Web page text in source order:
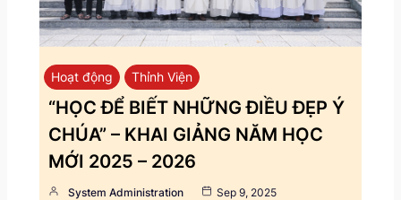
Hoạt động Thỉnh Viện
“HỌC ĐỂ BIẾT NHỮNG ĐIỀU ĐẸP Ý
CHÚA” – KHAI GIẢNG NĂM HỌC
MỚI 2025 – 2026
System Administration
Sep 9, 2025